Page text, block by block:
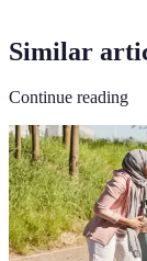
Similar
Continue reading